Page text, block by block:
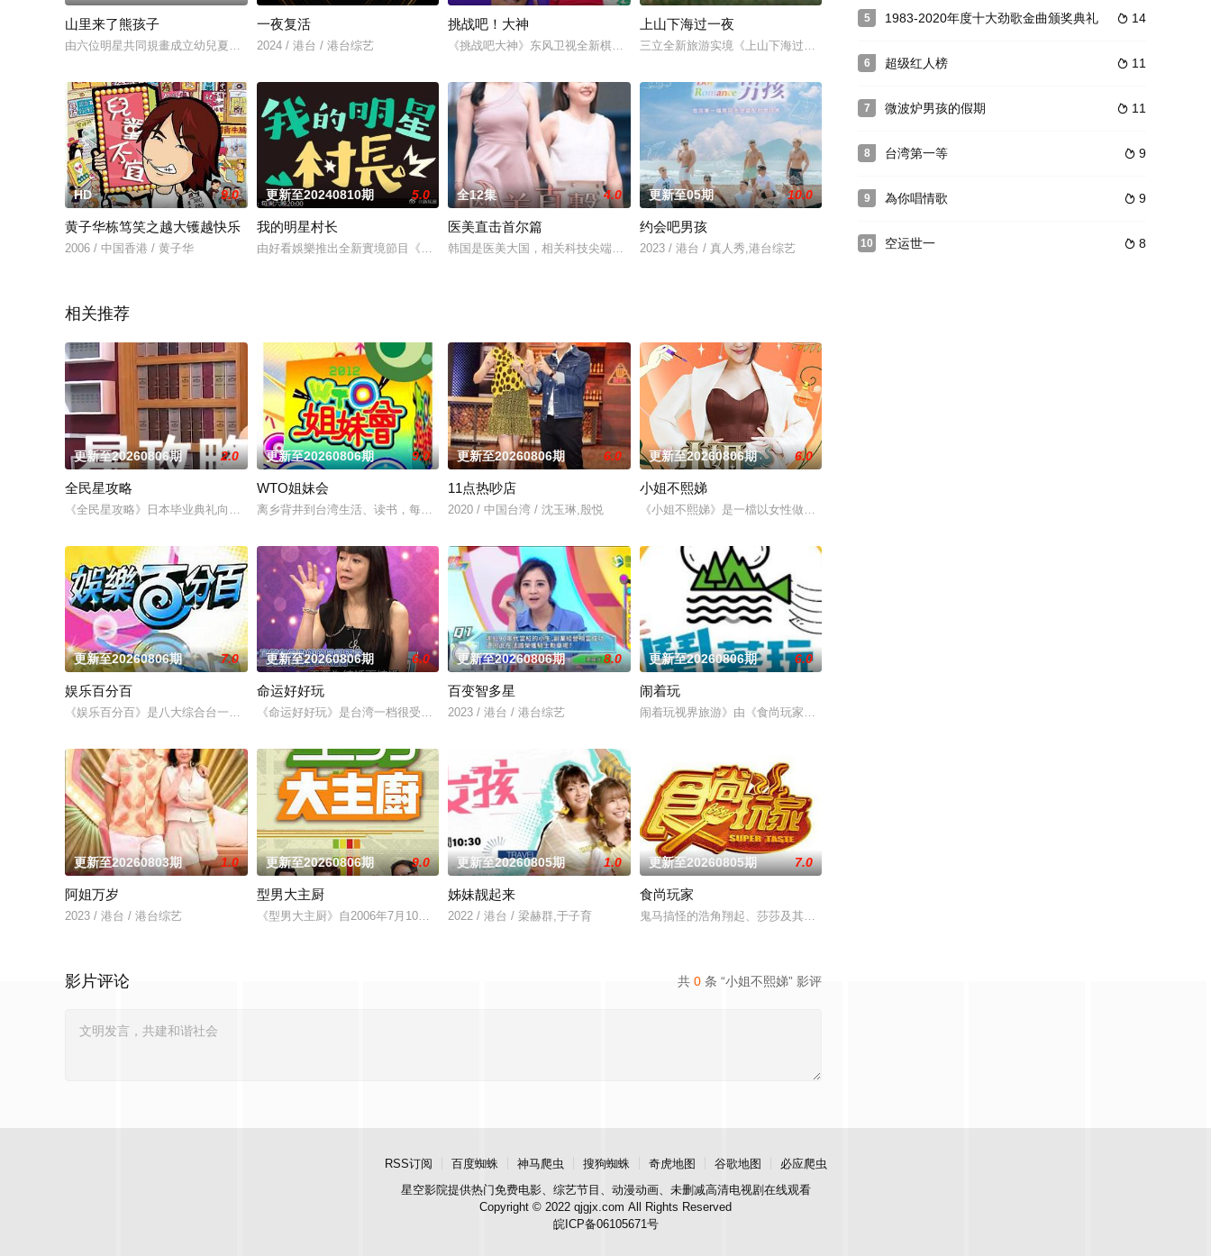
山里来了熊孩子
由六位明星共同規畫成立幼兒夏令營，他們將自訂營隊體驗內容、籌備遊戲，從無到有打造孩子們的活動空間、準備食宿和生活用品、安排課後活動等…，
一夜复活
2024 / 港台 / 港台综艺
挑战吧！大神
《挑战吧大神》东风卫视全新棋牌类益智型节目，由徐乃麟、熊熊主持，征求素人上节目方城之战拿奖金
上山下海过一夜
三立全新旅游实境《上山下海过一夜》，由5位独具风格且拥有不同生活技能的年轻职人，共同组队进行两天
HD 9.0
黄子华栋笃笑之越大镬越快乐
2006 / 中国香港 / 黄子华
更新至20240810期 5.0
我的明星村长
由好看娛樂推出全新實境節目《我的明星村長》在地化協助村民，主軸以SDG（永續發展目標）為核心精神，打造屬於台灣特色的鄉村綜藝。邀請5位明
全12集 4.0
医美直击首尔篇
韩国是医美大国，相关科技尖端，2024年就有逾一百万外地人赴韩国做医美。如何才可以拣选到安全、有效、性价比高的医美疗程？主持何依婷与
更新至05期 10.0
约会吧男孩
2023 / 港台 / 真人秀,港台综艺
相关推荐
更新至20260806期 2.0
全民星攻略
《全民星攻略》日本毕业典礼向学长要制服的第二颗钮釦代表著什麽意思呢？喜欢金庸小说的人必须要来挑战这一题，郭靖第一次见到黄蓉请她吃饭，花了
更新至20260806期 9.0
WTO姐妹会
离乡背井到台湾生活、读书，每个台湾新住民难免会因为文化差异、风俗不同，在日常生活上遇到许多有趣的事。哪国女生最受欢迎？不同国家的生活习惯
更新至20260806期 6.0
11点热吵店
2020 / 中国台湾 / 沈玉琳,殷悦
更新至20260806期 6.0
小姐不熙娣
《小姐不熙娣》是一檔以女性做為出發點，討論內容聚焦女性職場與生活感受的節目。
更新至20260806期 7.0
娱乐百分百
《娱乐百分百》是八大综合台一档娱乐新闻节目，每天报道最新的娱乐新闻，节目还会请嘉宾现场访谈！节目贴近年轻族群，介绍时下流行的装扮、以及艺
更新至20260806期 6.0
命运好好玩
《命运好好玩》是台湾一档很受欢迎的命理节目,各类风水、星座、命理占卜等时下社交必备的流行话题,节目里全部都有,关于爱情、命运、事业等也都
更新至20260806期 8.0
百变智多星
2023 / 港台 / 港台综艺
更新至20260806期 6.0
闹着玩
闹着玩视界旅游》由《食尚玩家》建造团队以及浩角翔起、颜永烈，重新拾起主持棒，带大家继续闹着玩！
更新至20260803期 1.0
阿姐万岁
2023 / 港台 / 港台综艺
更新至20260806期 9.0
型男大主厨
《型男大主厨》自2006年7月10日首播推出以来，收视率长期占据台湾美食教学类节目收视第一名的位置，内容综合烹饪节目性质及综艺竞赛型态，
更新至20260805期 1.0
姊妹靓起来
2022 / 港台 / 梁赫群,于子育
更新至20260805期 7.0
食尚玩家
鬼马搞怪的浩角翔起、莎莎及其他主持人，以轻松有趣、非一般的旅游方式，带你游遍世界各地！不管是奢侈
共 0 条 “小姐不熙娣” 影评
影片评论
5  14
1983-2020年度十大劲歌金曲颁奖典礼
6  11
超级红人榜
7  11
微波炉男孩的假期
8  9
台湾第一等
9  9
為你唱情歌
10  8
空运世一
RSS订阅 百度蜘蛛 神马爬虫 搜狗蜘蛛 奇虎地图 谷歌地图
必应爬虫
星空影院提供热门免费电影、综艺节目、动漫动画、未删减高清电视剧在线观看
Copyright © 2022 qjgjx.com All Rights Reserved
皖ICP备06105671号